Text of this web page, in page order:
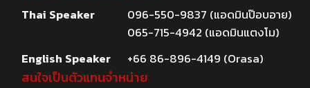
Thai Speaker
096-550-9837 (แอดมินป๊อบอาย)
065-715-4942 (แอดมินแตงโม)
English Speaker
+66 86-896-4149 (Orasa)
สนใจเป็นตัวแทนจำหน่าย